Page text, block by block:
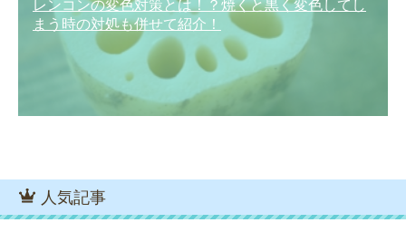
レンコンの変色対策とは！？焼くと黒く変色してし
まう時の対処も併せて紹介！
人気記事